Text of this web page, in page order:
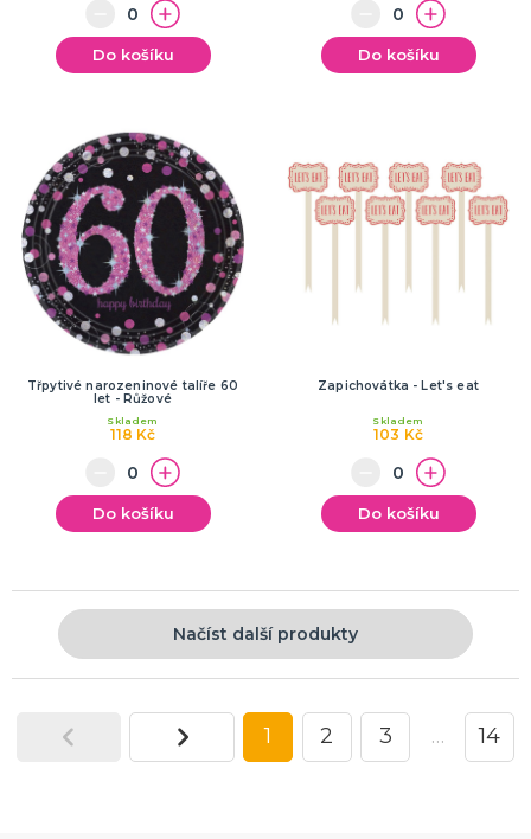
Do košíku Do košíku
Třpytivé narozeninové talíře 60
let - Růžové
118 Kč
Skladem
Do košíku
Zapichovátka - Let's eat
103 Kč
Skladem
Do košíku
Načíst další produkty
1 2 3 … 14